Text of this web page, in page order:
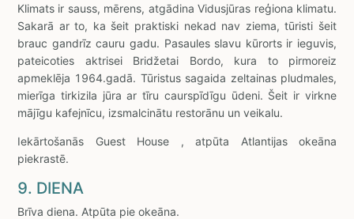
Klimats ir sauss, mērens, atgādina Vidusjūras reģiona klimatu.
Sakarā ar to, ka šeit praktiski nekad nav ziema, tūristi šeit
brauc gandrīz cauru gadu. Pasaules slavu kūrorts ir ieguvis,
pateicoties aktrisei Bridžetai Bordo, kura to pirmoreiz
apmeklēja 1964.gadā. Tūristus sagaida zeltainas pludmales,
mierīga tirkizila jūra ar tīru caurspīdīgu ūdeni. Šeit ir virkne
mājīgu kafejnīcu, izsmalcinātu restorānu un veikalu.
Iekārtošanās Guest House , atpūta Atlantijas okeāna
piekrastē.
9. DIENA
Brīva diena. Atpūta pie okeāna.